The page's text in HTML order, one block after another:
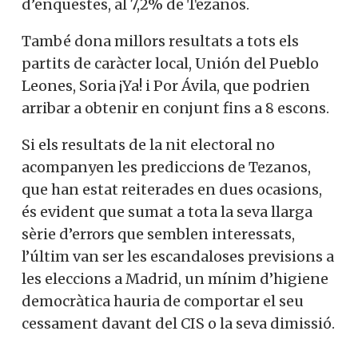
d’enquestes, al 7,2% de Tezanos.
També dona millors resultats a tots els
partits de caràcter local, Unión del Pueblo
Leones, Soria ¡Ya! i Por Ávila, que podrien
arribar a obtenir en conjunt fins a 8 escons.
Si els resultats de la nit electoral no
acompanyen les prediccions de Tezanos,
que han estat reiterades en dues ocasions,
és evident que sumat a tota la seva llarga
sèrie d’errors que semblen interessats,
l’últim van ser les escandaloses previsions a
les eleccions a Madrid, un mínim d’higiene
democràtica hauria de comportar el seu
cessament davant del CIS o la seva dimissió.